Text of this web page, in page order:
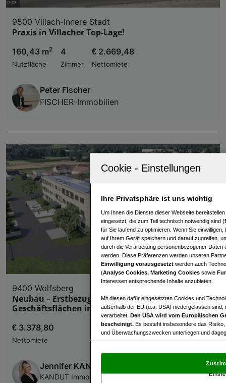
9500 Villach-Innere Stadt
Praxis in Villacher Top-Lage!
160,43 m2
Nutzfläche
4
Zimmer
€ 2.669,48
Nettomiete
Peter Fischer
FISCHER-Immobilien
9400 Wolfsberg
Neubau – Erstbezug! Moderne Büro- und
Geschäftsflächen in Top-Lage von Wolfsberg
€ 3.378,80
Nettomiete
Jennifer KANDUT
KANDUT Immobilien, Franchisepartner s REAL
Ihre Privatsphäre ist uns wichtig
Um Ihnen die Dienste dieser Webseite
eingesetzt, die zum Teil technisch notwendig sind (
für Sie laufend zu optimieren. Wenn Sie
auf Ihrem Gerät speichern und darauf zugreifen,
durch die Verarbeitung personenbezogener
werden. Diese Präferenzen werden unseren
Einwilligung vorausgesetzt werden auch
(Analyse Cookies, Marketing Cookies sowie
Interessen entsprechende Inhalte anzubieten.
Mit diesen dafür eingesetzten Cookies und
außerhalb der EU (u.a. USA) niedergelassen
verarbeitet. Den USA wird vom Europäischen
bescheinigt. Es besteht insbesondere das
und Überwachungszwecken unterliegen und
und Widerspruch gegen die Verarbeitung auf der
„Cookie Einstellungen“, die sich auf jeder Seite